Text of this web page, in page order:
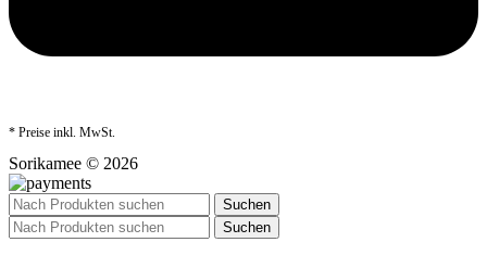
* Preise inkl. MwSt.
Sorikamee © 2026
Suchen
Suchen